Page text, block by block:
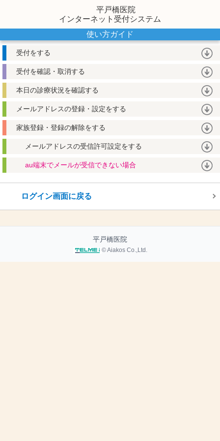
平戸橋医院
インターネット受付システム
使い方ガイド
受付をする
受付を確認・取消する
本日の診療状況を確認する
メールアドレスの登録・設定をする
家族登録・登録の解除をする
メールアドレスの受信許可設定をする
au端末でメールが受信できない場合
ログイン画面に戻る
平戸橋医院
© Aiakos Co.,Ltd.